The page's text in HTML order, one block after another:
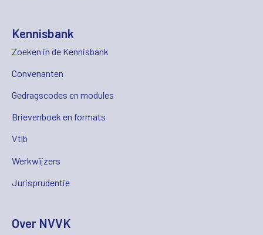
Kennisbank
Zoeken in de Kennisbank
Convenanten
Gedragscodes en modules
Brievenboek en formats
Vtlb
Werkwijzers
Jurisprudentie
Over NVVK